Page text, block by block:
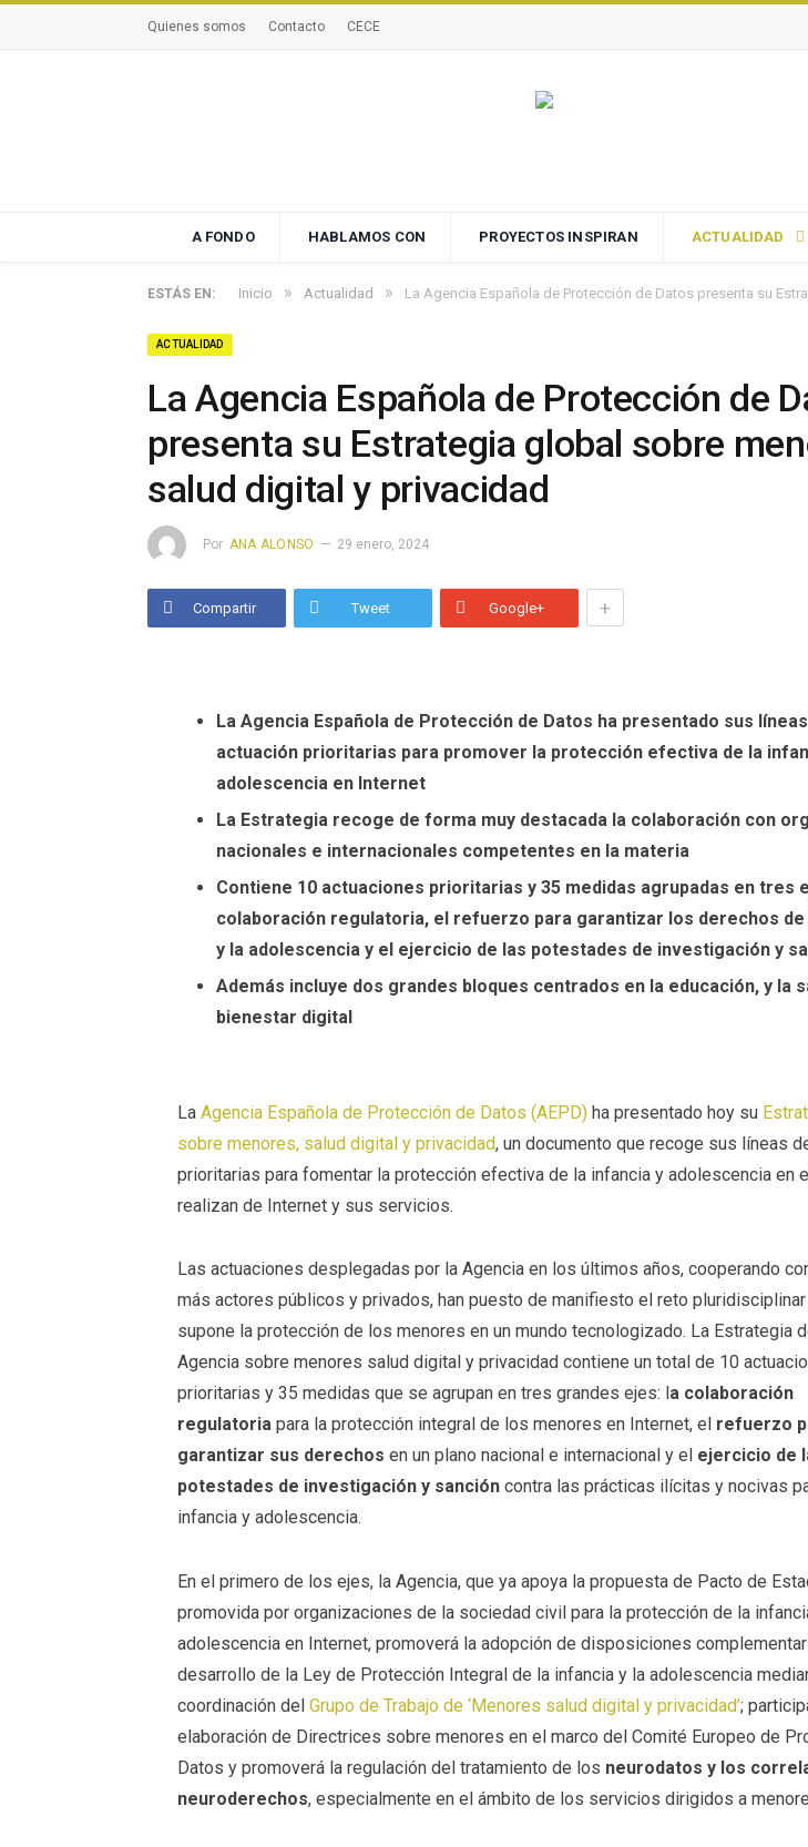
Quienes somos Contacto CECE
A FONDO HABLAMOS CON PROYECTOS INSPIRAN ACTUALIDAD
ESTÁS EN: Inicio » Actualidad » La Agencia Española de Protección de Datos presenta su
ACTUALIDAD
La Agencia Española de Protección de
presenta su Estrategia global sobre
salud digital y privacidad
Por ANA ALONSO 29 enero, 2024
Compartir Tweet Google+ +
La Agencia Española de Protección de Datos ha presentado sus
actuación prioritarias para promover la protección efectiva de la
adolescencia en Internet
La Estrategia recoge de forma muy destacada la colaboración con
nacionales e internacionales competentes en la materia
Contiene 10 actuaciones prioritarias y 35 medidas agrupadas en tres
colaboración regulatoria, el refuerzo para garantizar los derechos de
y la adolescencia y el ejercicio de las potestades de investigación y
Además incluye dos grandes bloques centrados en la educación, y la
bienestar digital
LaAgencia Española de Protección de Datos (AEPD) ha presentado hoy su
sobre menores, salud digital y privacidad, un documento que recoge sus líneas
prioritarias para fomentar la protección efectiva de la infancia y adolescencia en
realizan de Internet y sus servicios.
Las actuaciones desplegadas por la Agencia en los últimos años, cooperando
más actores públicos y privados, han puesto de manifiesto el reto pluridisciplinar
supone la protección de los menores en un mundo tecnologizado. La Estrategia
Agencia sobre menores salud digital y privacidad contiene un total de 10
prioritarias y 35 medidas que se agrupan en tres grandes ejes: l a colaboración
regulatoria para la protección integral de los menores en Internet, el refuerzo
garantizar sus derechos en un plano nacional e internacional y el ejercicio de
potestades de investigación y sanción contra las prácticas ilícitas y nocivas
infancia y adolescencia.
En el primero de los ejes, la Agencia, que ya apoya la propuesta de Pacto de
promovida por organizaciones de la sociedad civil para la protección de la
adolescencia en Internet, promoverá la adopción de disposiciones
desarrollo de la Ley de Protección Integral de la infancia y la adolescencia
coordinación delGrupo de Trabajo de ‘Menores salud digital y privacidad’;
elaboración de Directrices sobre menores en el marco del Comité Europeo de
Datos y promoverá la regulación del tratamiento de los neurodatos y los
neuroderechos, especialmente en el ámbito de los servicios dirigidos a